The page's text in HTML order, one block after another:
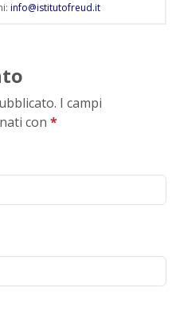
info@istitutofreud.it
I campi
con *